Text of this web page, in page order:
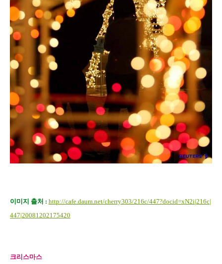
이미지 출처 : http://cafe.daum.net/cherry303/216c/447?docid=xN2i|216c|
447|20081202175420
크리스마스